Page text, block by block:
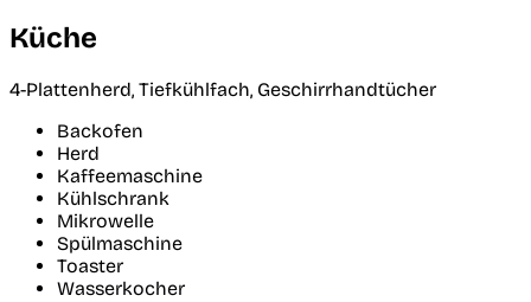
Küche
4-Plattenherd, Tiefkühlfach, Geschirrhandtücher
Backofen
Herd
Kaffeemaschine
Kühlschrank
Mikrowelle
Spülmaschine
Toaster
Wasserkocher